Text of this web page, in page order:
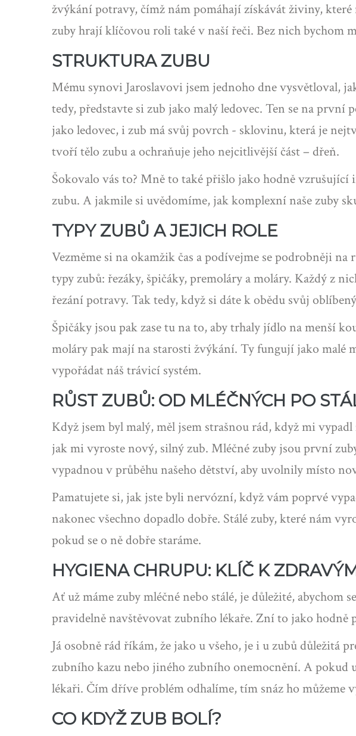
žvýkání potravy, čímž nám pomáhají získávát živiny,
zuby hrají klíčovou roli také v naší řeči. Bez nich bychom
STRUKTURA ZUBU
Mému synovi Jaroslavovi jsem jednoho dne vysvětloval,
tedy, představte si zub jako malý ledovec. Ten se na
jako ledovec, i zub má svůj povrch - sklovinu, která je
tvoří tělo zubu a ochraňuje jeho nejcitlivější část – dřeň.
Šokovalo vás to? Mně to také přišlo jako hodně
zubu. A jakmile si uvědomíme, jak komplexní naše zuby
TYPY ZUBŮ A JEJICH ROLE
Vezměme si na okamžik čas a podívejme se podrobněji
typy zubů: řezáky, špičáky, premoláry a moláry. Každý z
řezání potravy. Tak tedy, když si dáte k obědu svůj
Špičáky jsou pak zase tu na to, aby trhaly jídlo na menší
moláry pak mají na starosti žvýkání. Ty fungují jako malé
vypořádat náš trávicí systém.
RŮST ZUBŮ: OD MLÉČNÝCH PO
Když jsem byl malý, měl jsem strašnou rád, když mi
jak mi vyroste nový, silný zub. Mléčné zuby jsou první
vypadnou v průběhu našeho dětství, aby uvolnily místo
Pamatujete si, jak jste byli nervózní, když vám poprvé
nakonec všechno dopadlo dobře. Stálé zuby, které nám
pokud se o ně dobře staráme.
HYGIENA CHRUPU: KLÍČ K
Ať už máme zuby mléčné nebo stálé, je důležité,
pravidelně navštěvovat zubního lékaře. Zní to jako hodně
Já osobně rád říkám, že jako u všeho, je i u zubů důležitá
zubního kazu nebo jiného zubního onemocnění. A pokud
lékaři. Čím dříve problém odhalíme, tím snáz ho můžeme
CO KDYŽ ZUB BOLÍ?